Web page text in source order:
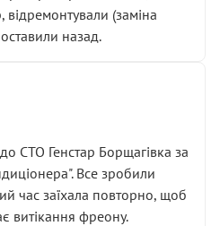
(заміна
назад.
СТО Генстар Борщагівка за
Все зробили
час заїхала повторно, щоб
витікання фреону.